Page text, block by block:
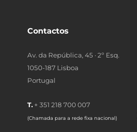
Contactos
Av. da República, 45 · 2º Esq.
1050-187 Lisboa
Portugal
T. + 351 218 700 007
(Chamada para a rede fixa nacional)